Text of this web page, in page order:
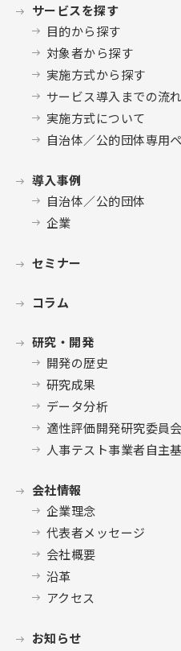
サービスを探す
目的から探す
対象者から探す
実施方式から探す
サービス導入までの流れ
実施方式について
自治体／公的団体専用
導入事例
自治体／公的団体
企業
セミナー
コラム
研究・開発
開発の歴史
研究成果
データ分析
適性評価開発研究委員会
人事テスト事業者自主
会社情報
企業理念
代表者メッセージ
会社概要
沿革
アクセス
お知らせ